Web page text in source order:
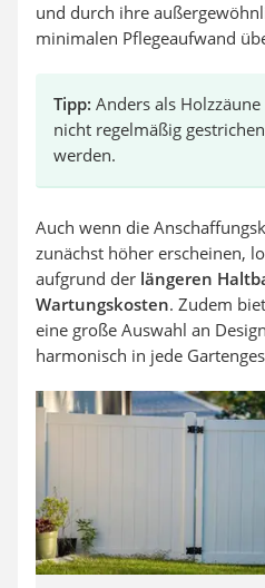
und durch ihre
minimalen Pflegeaufwand
Tipp: Anders als
nicht regelmäßig
werden.
Auch wenn die
zunächst höher erscheinen,
aufgrund der längeren
Wartungskosten. Zudem
eine große Auswahl an
harmonisch in jede